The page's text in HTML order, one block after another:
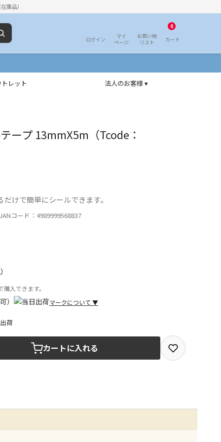
庫品）
ログイン
マイ
ページ
お買い物
リスト
0
カート
レット 法人のお客様 ▾
ープ 13mmX5m（Tcode：
けで簡単にシールできます。
コード：4989999568837
入できます。
マークについて ▼
を選択できる商品です
品は、全て同じ店舗での受取となります
荷
カートに入れる